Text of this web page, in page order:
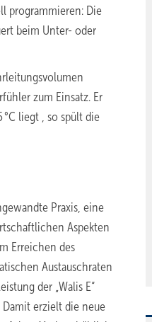
programmieren: Die
beim Unter- oder
zum Einsatz. Er
liegt , so spült die
Praxis, eine
Aspekten
Erreichen des
Austauschraten
der „Walis E“
erzielt die neue